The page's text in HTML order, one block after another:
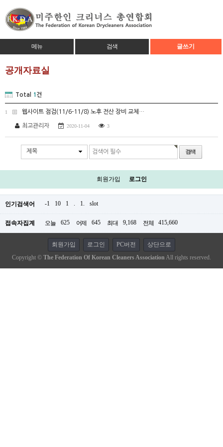
메뉴 검색 글쓰기
공개자료실
Total 1 건
1 웹사이트 점검(11/6-11/8) 노후 전산 장비 교체…
최고관리자 2020-11-04 3
제목
회원가입 로그인
인기검색어 -1 10 1 . 1. slot
접속자집계 오늘 625 어제 645 최대 9,168 전체 415,660
회원가입 로그인 PC버전
상단으로
Copyright © The Federation Of Korean Cleaners Association All rights reserved.